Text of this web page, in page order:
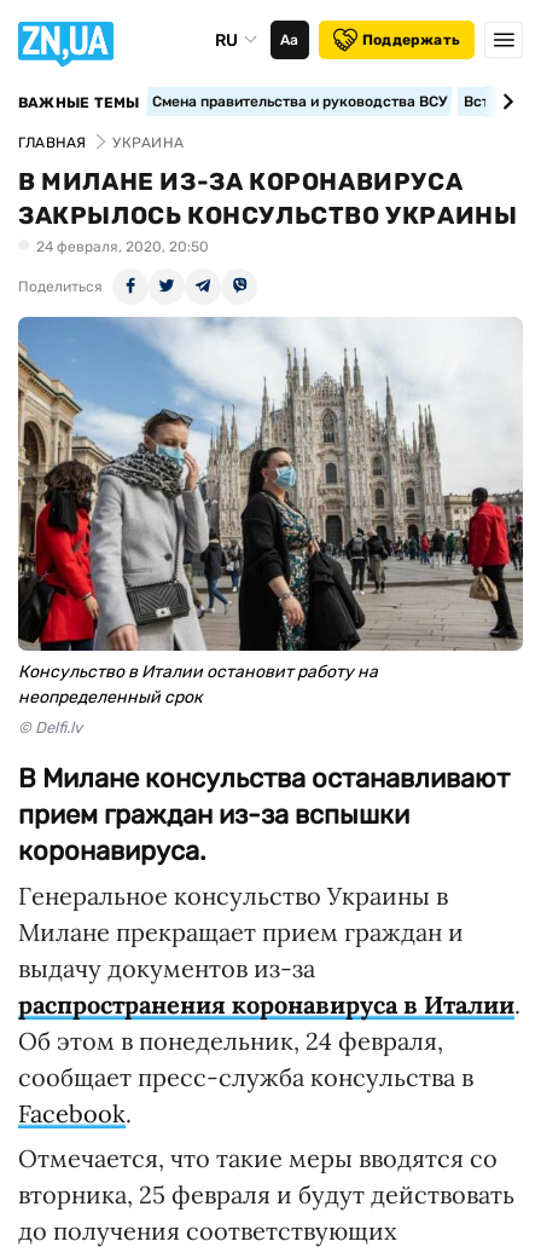
RU Аа Поддержать
ВАЖНЫЕ ТЕМЫ Смена правительства и руководства ВСУ
ГЛАВНАЯ УКРАИНА
В МИЛАНЕ ИЗ-ЗА КОРОНАВИРУСА
ЗАКРЫЛОСЬ КОНСУЛЬСТВО УКРАИНЫ
24 февраля, 2020, 20:50
Поделиться
Консульство в Италии остановит работу на
неопределенный срок
© Delfi.lv
В Милане консульства останавливают
прием граждан из-за вспышки
коронавируса.
Генеральное консульство Украины в
Милане прекращает прием граждан и
выдачу документов из-за
распространения коронавируса в Италии.
Об этом в понедельник, 24 февраля,
сообщает пресс-служба консульства в
Facebook.
Отмечается, что такие меры вводятся со
вторника, 25 февраля и будут действовать
до получения соответствующих